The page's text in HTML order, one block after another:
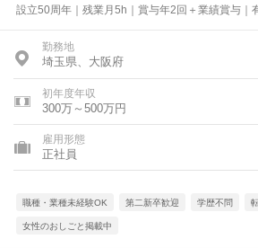
設立50周年｜残業月5h｜賞与年2回＋業績賞与｜
勤務地
埼玉県、大阪府
初年度年収
300万～500万円
雇用形態
正社員
職種・業種未経験OK 第二新卒歓迎 学歴不問
女性のおしごと掲載中